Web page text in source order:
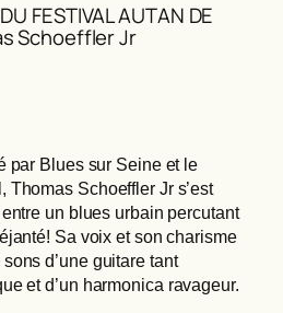
FESTIVAL AUTAN DE
Schoeffler Jr
par Blues sur Seine et le
Thomas Schoeffler Jr s’est
un blues urbain percutant
Sa voix et son charisme
d’une guitare tant
et d’un harmonica ravageur.